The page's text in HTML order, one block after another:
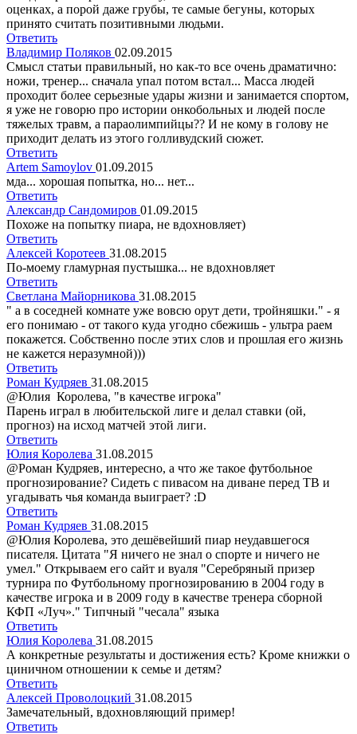
оценках, а порой даже грубы, те самые бегуны, которых
принято считать позитивными людьми.
Ответить
Владимир Поляков 02.09.2015
Смысл статьи правильный, но как-то все очень драматично:
ножи, тренер... сначала упал потом встал... Масса людей
проходит более серьезные удары жизни и занимается спортом,
я уже не говорю про истории онкобольных и людей после
тяжелых травм, а параолимпийцы?? И не кому в голову не
приходит делать из этого голливудский сюжет.
Ответить
Artem Samoylov 01.09.2015
мда... хорошая попытка, но... нет...
Ответить
Александр Сандомиров 01.09.2015
Похоже на попытку пиара, не вдохновляет)
Ответить
Алексей Коротеев 31.08.2015
По-моему гламурная пустышка... не вдохновляет
Ответить
Светлана Майорникова 31.08.2015
" а в соседней комнате уже вовсю орут дети, тройняшки." - я
его понимаю - от такого куда угодно сбежишь - ультра раем
покажется. Собственно после этих слов и прошлая его жизнь
не кажется неразумной)))
Ответить
Роман Кудряев 31.08.2015
@Юлия Королева, "в качестве игрока"
Парень играл в любительской лиге и делал ставки (ой,
прогноз) на исход матчей этой лиги.
Ответить
Юлия Королева 31.08.2015
@Роман Кудряев, интересно, а что же такое футбольное
прогнозирование? Сидеть с пивасом на диване перед ТВ и
угадывать чья команда выиграет? :D
Ответить
Роман Кудряев 31.08.2015
@Юлия Королева, это дешёвейший пиар неудавшегося
писателя. Цитата "Я ничего не знал о спорте и ничего не
умел." Открываем его сайт и вуаля "Серебряный призер
турнира по Футбольному прогнозированию в 2004 году в
качестве игрока и в 2009 году в качестве тренера сборной
КФП «Луч»." Типчный "чесала" языка
Ответить
Юлия Королева 31.08.2015
А конкретные результаты и достижения есть? Кроме книжки о
циничном отношении к семье и детям?
Ответить
Алексей Проволоцкий 31.08.2015
Замечательный, вдохновляющий пример!
Ответить